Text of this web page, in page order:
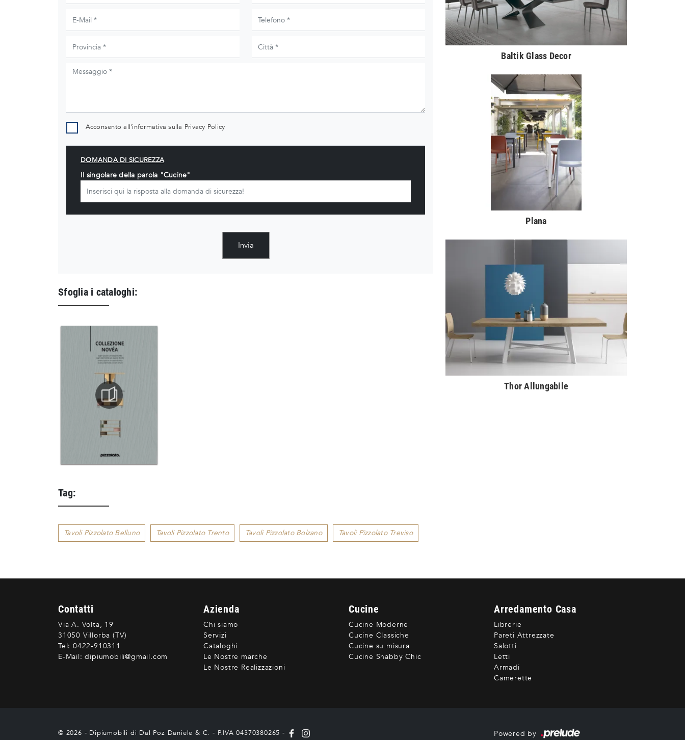
Acconsento all'informativa sulla Privacy Policy
DOMANDA DI SICUREZZA
Il singolare della parola "Cucine"
Invia
Sfoglia i cataloghi:
Tag:
Tavoli Pizzolato Belluno Tavoli Pizzolato Trento Tavoli Pizzolato Bolzano Tavoli Pizzolato Treviso
Baltik Glass Decor
Plana
Thor Allungabile
Contatti
Via A. Volta, 19
31050 Villorba (TV)
Tel: 0422-910311
E-Mail: dipiumobili@gmail.com
Azienda
Chi siamo
Servizi
Cataloghi
Le Nostre marche
Le Nostre Realizzazioni
Cucine
Cucine Moderne
Cucine Classiche
Cucine su misura
Cucine Shabby Chic
Arredamento Casa
Librerie
Pareti Attrezzate
Salotti
Letti
Armadi
Camerette
© 2026 - Dipiumobili di Dal Poz Daniele & C. - P.IVA 04370380265 - Powered by